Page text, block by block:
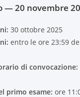
— 20 novembre
30 ottobre 2025
entro le ore 23:59
di convocazione:
primo esame: ore